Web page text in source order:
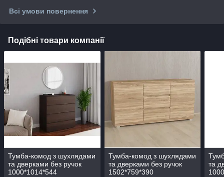
Всі умови повернення
Подібні товари компанії
Тумба-комод з шухлядами
та дверками без ручок
1000*1014*544
Тумба-комод з шухлядами
та дверками без ручок
1502*759*390
та